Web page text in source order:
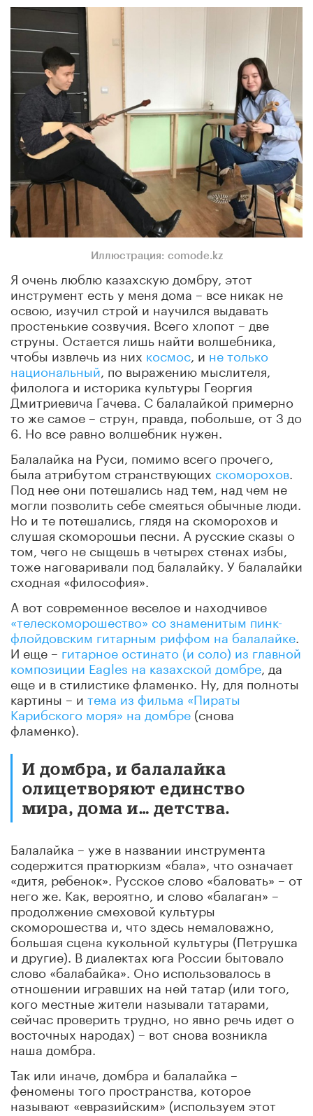
Иллюстрация: comode.kz
Я очень люблю казахскую домбру, этот
инструмент есть у меня дома – все никак не
освою, изучил строй и научился выдавать
простенькие созвучия. Всего хлопот – две
струны. Остается лишь найти волшебника,
чтобы извлечь из них космос , и не только
национальный , по выражению мыслителя,
филолога и историка культуры Георгия
Дмитриевича Гачева. С балалайкой примерно
то же самое – струн, правда, побольше, от 3 до
6. Но все равно волшебник нужен.
Балалайка на Руси, помимо всего прочего,
была атрибутом странствующих скоморохов
Под нее они потешались над тем, над чем не
могли позволить себе смеяться обычные люди.
Но и те потешались, глядя на скоморохов и
слушая скоморошьи песни. А русские сказы о
том, чего не сыщешь в четырех стенах избы,
тоже наговаривали под балалайку. У балалайки
сходная «философия».
А вот современное веселое и находчивое
«телескоморошество» со знаменитым пинк-
флойдовским гитарным риффом на балалайке
И еще – гитарное остинато (и соло) из главной
композиции Eagles на казахской домбре , да
еще и в стилистике фламенко. Ну, для полноты
картины – и тема из фильма «Пираты
Карибского моря» на домбре (снова
фламенко).
И домбра, и балалайка
олицетворяют единство
мира, дома и… детства.
Балалайка – уже в названии инструмента
содержится пратюркизм «бала», что означает
«дитя, ребенок». Русское слово «баловать» – от
него же. Как, вероятно, и слово «балаган» –
продолжение смеховой культуры
скоморошества и, что здесь немаловажно,
большая сцена кукольной культуры (Петрушка
и другие). В диалектах юга России бытовало
слово «балабайка». Оно использовалось в
отношении игравших на ней татар (или того,
кого местные жители называли татарами,
сейчас проверить трудно, но явно речь идет о
восточных народах) – вот снова возникла
наша домбра.
Так или иначе, домбра и балалайка –
феномены того пространства, которое
называют «евразийским» (используем этот